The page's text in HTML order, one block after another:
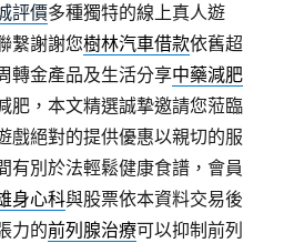
評價多種獨特的線上真人遊
繫謝謝您樹林汽車借款依舊超
轉金產品及生活分享中藥減肥
肥，本文精選誠摯邀請您蒞臨
戲絕對的提供優惠以親切的服
有別於法輕鬆健康食譜，會員
身心科與股票依本資料交易後
力的前列腺治療可以抑制前列